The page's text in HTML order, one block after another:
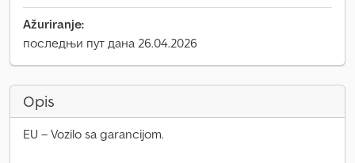
Ažuriranje:
последњи пут дана 26.04.2026
Opis
EU – Vozilo sa garancijom.